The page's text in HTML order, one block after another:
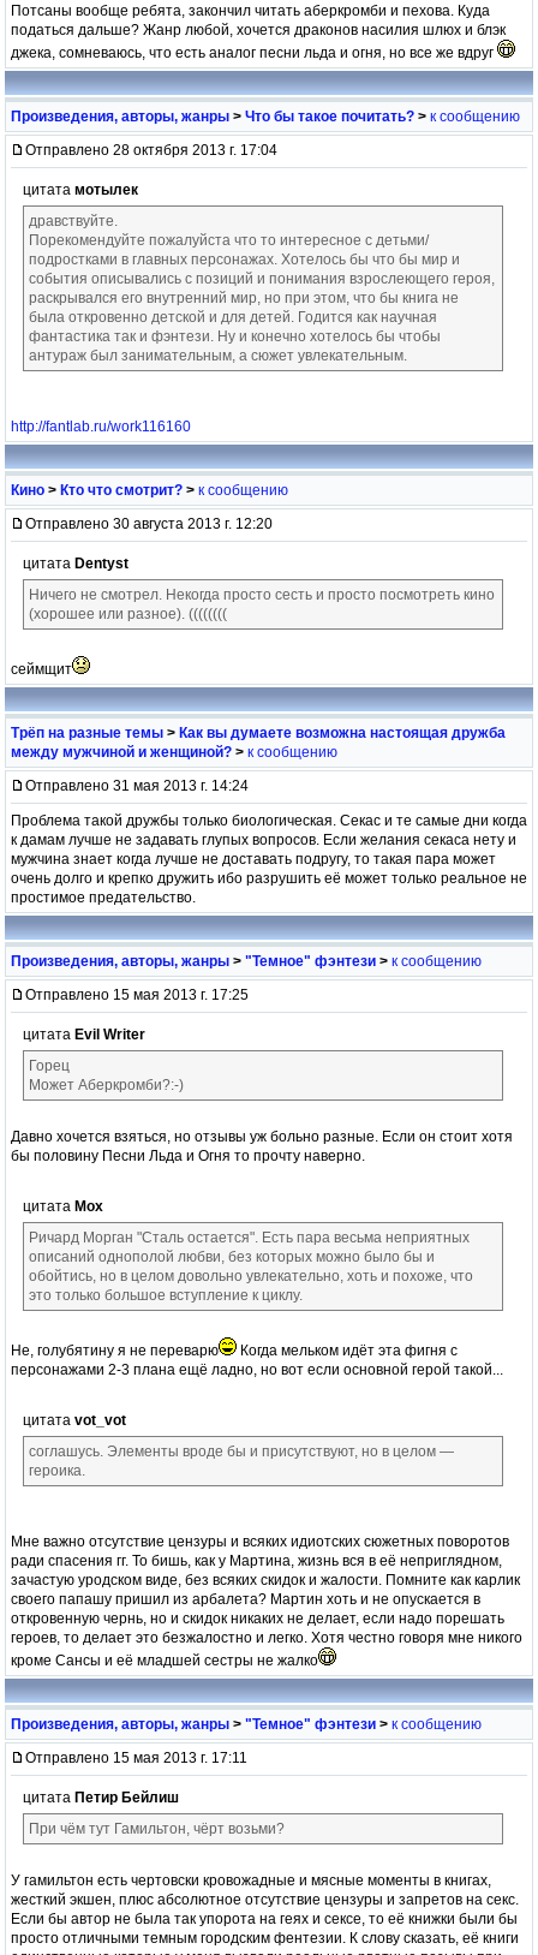
Потсаны вообще ребята, закончил читать аберкромби и пехова. Куда
податься дальше? Жанр любой, хочется драконов насилия шлюх и блэк
джека, сомневаюсь, что есть аналог песни льда и огня, но все же вдруг
Произведения, авторы, жанры > Что бы такое почитать? > к сообщению
Отправлено 28 октября 2013 г. 17:04
цитата мотылек
дравствуйте.
Порекомендуйте пожалуйста что то интересное с детьми/
подростками в главных персонажах. Хотелось бы что бы мир и
события описывались с позиций и понимания взрослеющего героя,
раскрывался его внутренний мир, но при этом, что бы книга не
была откровенно детской и для детей. Годится как научная
фантастика так и фэнтези. Ну и конечно хотелось бы чтобы
антураж был занимательным, а сюжет увлекательным.
http://fantlab.ru/work116160
Кино > Кто что смотрит? > к сообщению
Отправлено 30 августа 2013 г. 12:20
цитата Dentyst
Ничего не смотрел. Некогда просто сесть и просто посмотреть кино
(хорошее или разное). ((((((((
сеймщит
Трёп на разные темы > Как вы думаете возможна настоящая дружба
между мужчиной и женщиной? > к сообщению
Отправлено 31 мая 2013 г. 14:24
Проблема такой дружбы только биологическая. Секас и те самые дни когда
к дамам лучше не задавать глупых вопросов. Если желания секаса нету и
мужчина знает когда лучше не доставать подругу, то такая пара может
очень долго и крепко дружить ибо разрушить её может только реальное не
простимое предательство.
Произведения, авторы, жанры > "Темное" фэнтези > к сообщению
Отправлено 15 мая 2013 г. 17:25
цитата Evil Writer
Горец
Может Аберкромби?:-)
Давно хочется взяться, но отзывы уж больно разные. Если он стоит хотя
бы половину Песни Льда и Огня то прочту наверно.
цитата Мох
Ричард Морган "Сталь остается". Есть пара весьма неприятных
описаний однополой любви, без которых можно было бы и
обойтись, но в целом довольно увлекательно, хоть и похоже, что
это только большое вступление к циклу.
Не, голубятину я не переварю
Когда мельком идёт эта фигня с
персонажами 2-3 плана ещё ладно, но вот если основной герой такой...
цитата vot_vot
соглашусь. Элементы вроде бы и присутствуют, но в целом —
героика.
Мне важно отсутствие цензуры и всяких идиотских сюжетных поворотов
ради спасения гг. То бишь, как у Мартина, жизнь вся в её неприглядном,
зачастую уродском виде, без всяких скидок и жалости. Помните как карлик
своего папашу пришил из арбалета? Мартин хоть и не опускается в
откровенную чернь, но и скидок никаких не делает, если надо порешать
героев, то делает это безжалостно и легко. Хотя честно говоря мне никого
кроме Сансы и её младшей сестры не жалко
Произведения, авторы, жанры > "Темное" фэнтези > к сообщению
Отправлено 15 мая 2013 г. 17:11
цитата Петир Бейлиш
При чём тут Гамильтон, чёрт возьми?
У гамильтон есть чертовски кровожадные и мясные моменты в книгах,
жесткий экшен, плюс абсолютное отсутствие цензуры и запретов на секс.
Если бы автор не была так упорота на геях и сексе, то её книжки были бы
просто отличными темным городским фентезии. К слову сказать, её книги